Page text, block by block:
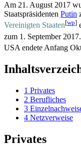
Am 21. August 2017
Staatspräsidenten Putin
Vereinigten Staaten[wp]
zum 1. September 2017.
USA endete Anfang
1 Privates
2 Berufliches
3
4 Netzverweise
Privates